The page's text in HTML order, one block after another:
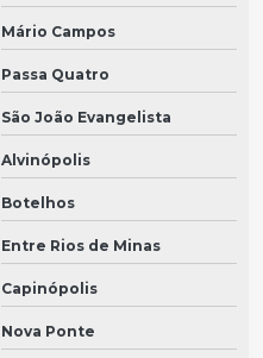
Mário Campos
Passa Quatro
São João Evangelista
Alvinópolis
Botelhos
Entre Rios de Minas
Capinópolis
Nova Ponte